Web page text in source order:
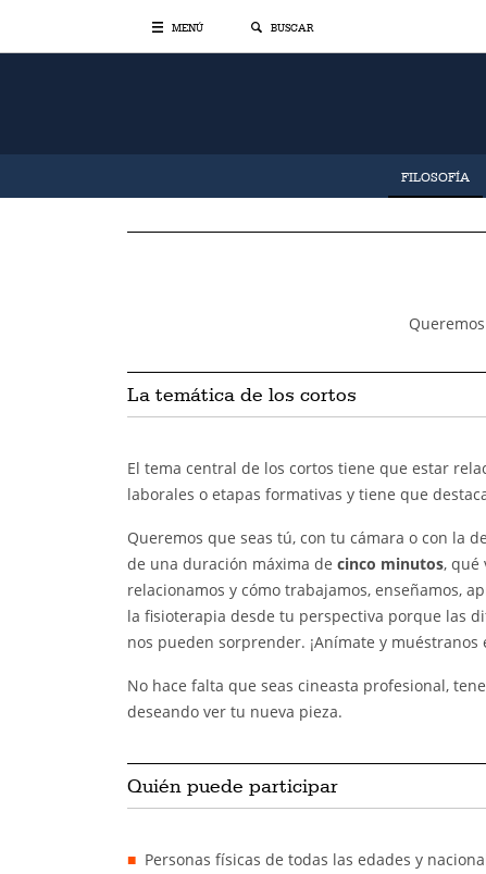
MENÚ BUSCAR
FILOSOFÍA
La temática de los cortos
El tema central de los cortos tiene que estar
laborales o etapas formativas y tiene que
Queremos que seas tú, con tu cámara o con la
de una duración máxima de cinco minutos, qué
relacionamos y cómo trabajamos, enseñamos,
la fisioterapia desde tu perspectiva porque las
nos pueden sorprender. ¡Anímate y muéstranos
No hace falta que seas cineasta profesional,
deseando ver tu nueva pieza.
Quién puede participar
Personas físicas de todas las edades y